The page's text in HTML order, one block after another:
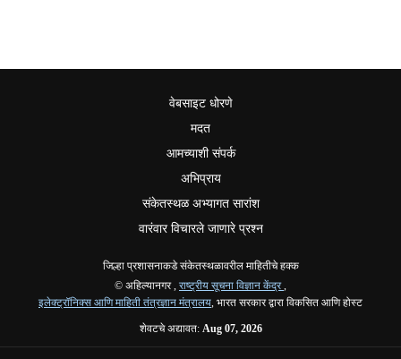
वेबसाइट धोरणे
मदत
आमच्याशी संपर्क
अभिप्राय
संकेतस्थळ अभ्यागत सारांश
वारंवार विचारले जाणारे प्रश्न
जिल्हा प्रशासनाकडे संकेतस्थळावरील माहितीचे हक्क
© अहिल्यानगर , राष्ट्रीय सूचना विज्ञान केंद्र,
इलेक्ट्रॉनिक्स आणि माहिती तंत्रज्ञान मंत्रालय, भारत सरकार द्वारा विकसित आणि होस्ट
शेवटचे अद्यावत: Aug 07, 2026